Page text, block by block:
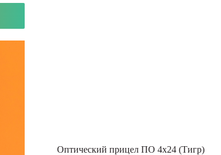
Оптический прицел ПО 4х24 (Тигр)